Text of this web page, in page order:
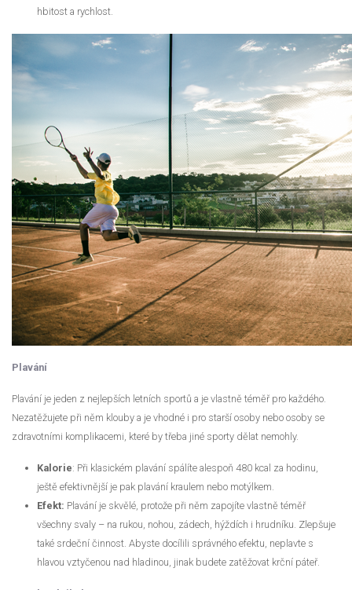
hbitost a rychlost.
Plavání
Plavání je jeden z nejlepších letních sportů a je vlastně téměř pro každého.
Nezatěžujete při něm klouby a je vhodné i pro starší osoby nebo osoby se
zdravotními komplikacemi, které by třeba jiné sporty dělat nemohly.
Kalorie: Při klasickém plavání spálíte alespoň 480 kcal za hodinu,
ještě efektivnější je pak plavání kraulem nebo motýlkem.
Efekt: Plavání je skvělé, protože při něm zapojíte vlastně téměř
všechny svaly – na rukou, nohou, zádech, hýždích i hrudníku. Zlepšuje
také srdeční činnost. Abyste docílili správného efektu, neplavte s
hlavou vztyčenou nad hladinou, jinak budete zatěžovat krční páteř.